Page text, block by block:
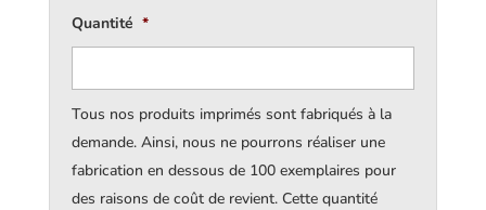
Quantité *
Tous nos produits imprimés sont fabriqués à la
demande. Ainsi, nous ne pourrons réaliser une
fabrication en dessous de 100 exemplaires pour
des raisons de coût de revient. Cette quantité